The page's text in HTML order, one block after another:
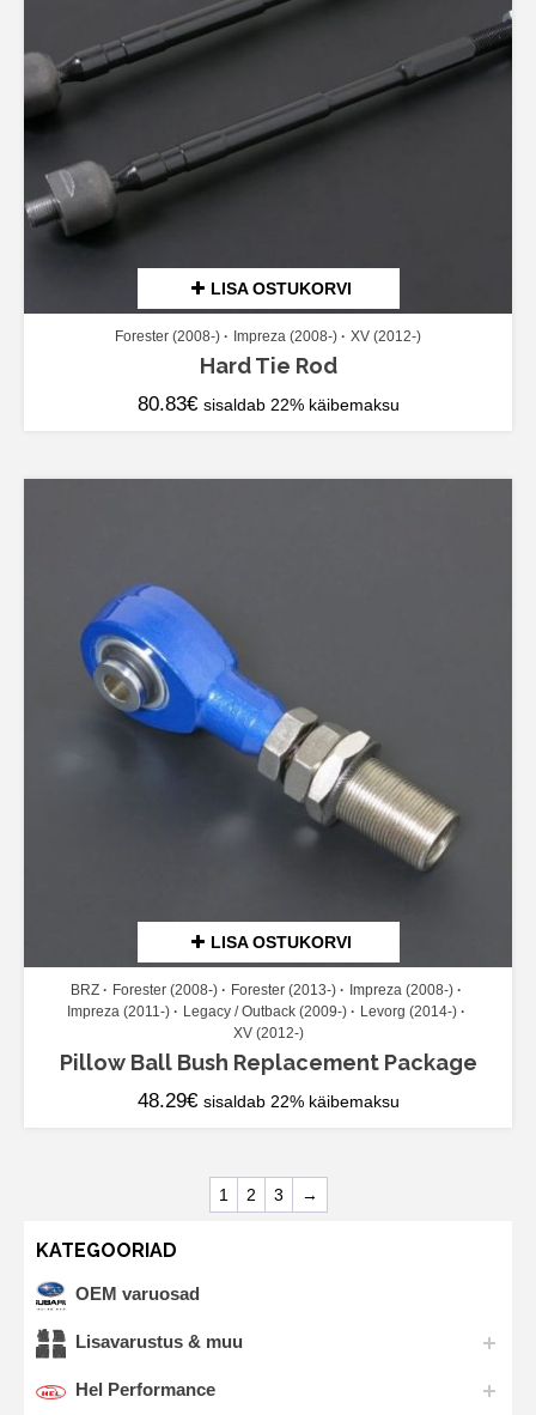
LISA OSTUKORVI
Forester (2008-) Impreza (2008-) XV (2012-)
Hard Tie Rod
80.83€ sisaldab 22% käibemaksu
LISA OSTUKORVI
BRZ Forester (2008-) Forester (2013-)
Impreza (2008-)
Impreza (2011-)
Legacy / Outback (2009-)
Levorg (2014-)
XV (2012-)
Pillow Ball Bush Replacement Package
48.29€ sisaldab 22% käibemaksu
1 2 3 →
KATEGOORIAD
OEM varuosad
Lisavarustus & muu
Hel Performance